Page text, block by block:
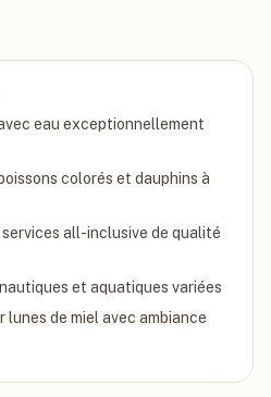
eau exceptionnellement
colorés et dauphins à
all-inclusive de qualité
et aquatiques variées
lunes de miel avec ambiance